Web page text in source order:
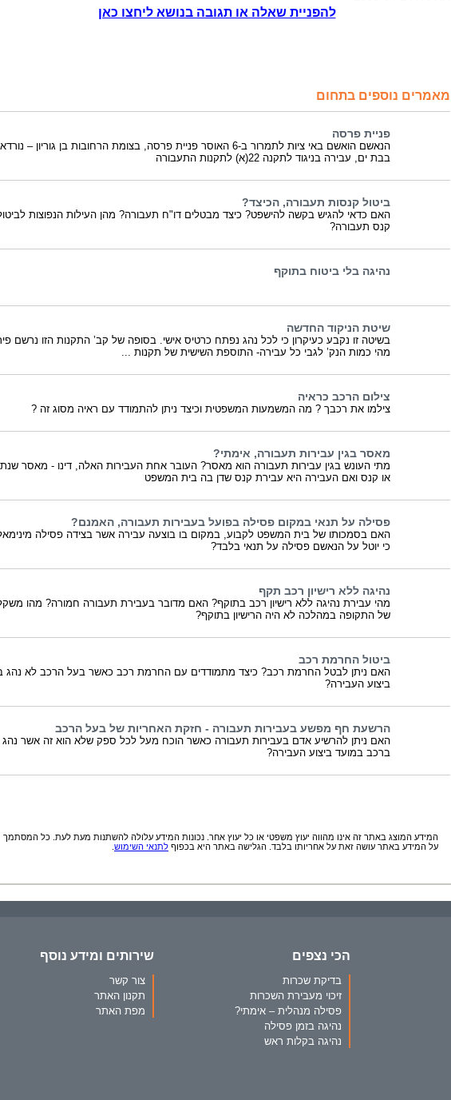
להפניית שאלה או תגובה בנושא ליחצו כאן
מאמרים נוספים בתחום
פניית פרסה
הנאשם הואשם באי ציות לתמרור ב-6 האוסר פניית פרסה, בצומת הרחובות בן גוריון –
בבת ים, עבירה בניגוד לתקנה 22(א) לתקנות התעבורה
ביטול קנסות תעבורה, הכיצד?
האם כדאי להגיש בקשה להישפט? כיצד מבטלים דו"ח תעבורה? מהן העילות הנפוצות
קנס תעבורה?
נהיגה בלי ביטוח בתוקף
שיטת הניקוד החדשה
בשיטה זו נקבע כעיקרון כי לכל נהג נפתח כרטיס אישי. בסופה של קב’ התקנות הזו נרשם
מהי כמות הנק’ לגבי כל עבירה- התוספת השישית של תקנות ...
צילום הרכב כראיה
צילמו את רכבך ? מה המשמעות המשפטית וכיצד ניתן להתמודד עם ראיה מסוג זה ?
מאסר בגין עבירות תעבורה, אימתי?
מתי העונש בגין עבירות תעבורה הוא מאסר? העובר אחת העבירות האלה, דינו - מאסר
או קנס ואם העבירה היא עבירת קנס שדן בה בית המשפט
פסילה על תנאי במקום פסילה בפועל בעבירות תעבורה, האמנם?
האם בסמכותו של בית המשפט לקבוע, במקום בו בוצעה עבירה אשר בצידה פסילה
כי יוטל על הנאשם פסילה על תנאי בלבד?
נהיגה ללא רישיון רכב תקף
מהי עבירת נהיגה ללא רישיון רכב בתוקף? האם מדובר בעבירת תעבורה חמורה? מהו
של התקופה במהלכה לא היה הרישיון בתוקף?
ביטול החרמת רכב
האם ניתן לבטל החרמת רכב? כיצד מתמודדים עם החרמת רכב כאשר בעל הרכב לא נהג
ביצוע העבירה?
הרשעת חף מפשע בעבירות תעבורה - חזקת האחריות של בעל הרכב
האם ניתן להרשיע אדם בעבירות תעבורה כאשר הוכח מעל לכל ספק שלא הוא זה אשר נהג
ברכב במועד ביצוע העבירה?
המידע המוצג באתר זה אינו מהווה יעוץ משפטי או כל יעוץ אחר. נכונות המידע עלולה להשתנות מעת לעת. כל המסתמך
על המידע באתר עושה זאת על אחריותו בלבד. הגלישה באתר היא בכפוף לתנאי השימוש
הכי נצפים
בדיקת שכרות
זיכוי מעבירת השכרות
פסילה מנהלית – אימתי?
נהיגה בזמן פסילה
נהיגה בקלות ראש
שירותים ומידע נוסף
צור קשר
תקנון האתר
מפת האתר